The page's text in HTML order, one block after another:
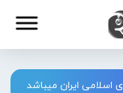
اسلامی ایران میباشد